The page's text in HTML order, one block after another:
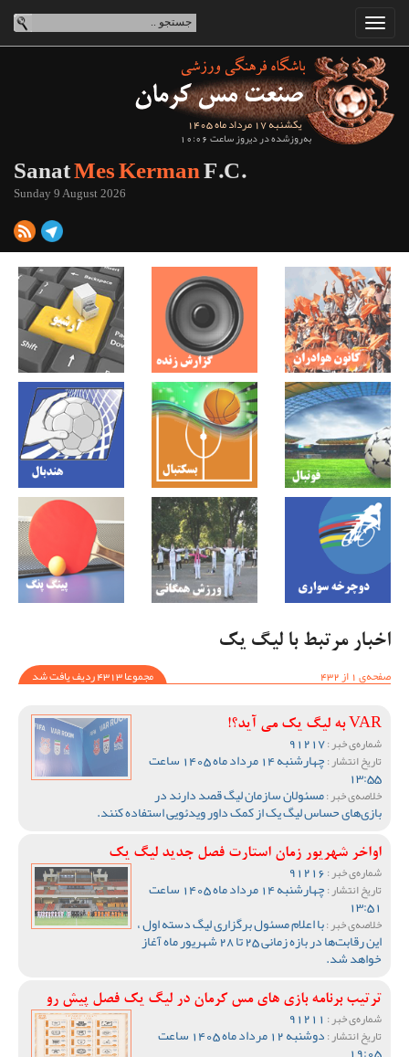
یکشنبه 17 مرداد ماه 1405
به‌روزشده در دیروز ساعت 10:06
SanatMes KermanF.C.
Sunday 9 August 2026
اخبار مرتبط با لیگ یک
صفحه‌ی 1 از 432
مجموعا 4313 ردیف یافت شد
VAR به لیگ یک می آید؟!
شماره‌ی خبر :
تاریخ انتشار : چهارشنبه 14 مرداد ماه 1405 ساعت
13:55
خلاصه‌ی خبر :مسئولان سازمان لیگ قصد دارند در
بازی‌های حساس لیگ یک از کمک داور ویدئویی استفاده کنند.
اواخر شهریور زمان استارت فصل جدید لیگ یک
شماره‌ی خبر :
تاریخ انتشار : چهارشنبه 14 مرداد ماه 1405 ساعت
13:51
خلاصه‌ی خبر :با اعلام مسئول برگزاری لیگ دسته اول ،
این رقابت‌ها در بازه زمانی 25 تا 28 شهریور ماه آغاز
خواهد شد.
ترتیب برنامه بازی های مس کرمان در لیگ یک فصل پیش رو
شماره‌ی خبر :
تاریخ انتشار : دوشنبه 12 مرداد ماه 1405 ساعت